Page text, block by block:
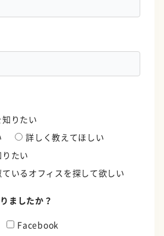
りたい
詳しく教えてほしい
たい
いるオフィスを探して欲しい
ましたか？
Facebook